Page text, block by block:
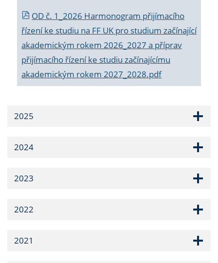
OD č. 1_2026 Harmonogram přijímacího
řízení ke studiu na FF UK pro studium začínající
akademickým rokem 2026_2027 a příprav
přijímacího řízení ke studiu začínajícímu
akademickým rokem 2027_2028.pdf
2025
2024
2023
2022
2021